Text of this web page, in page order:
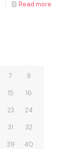
Read more
7 8
15 16
23 24
31 32
39 40